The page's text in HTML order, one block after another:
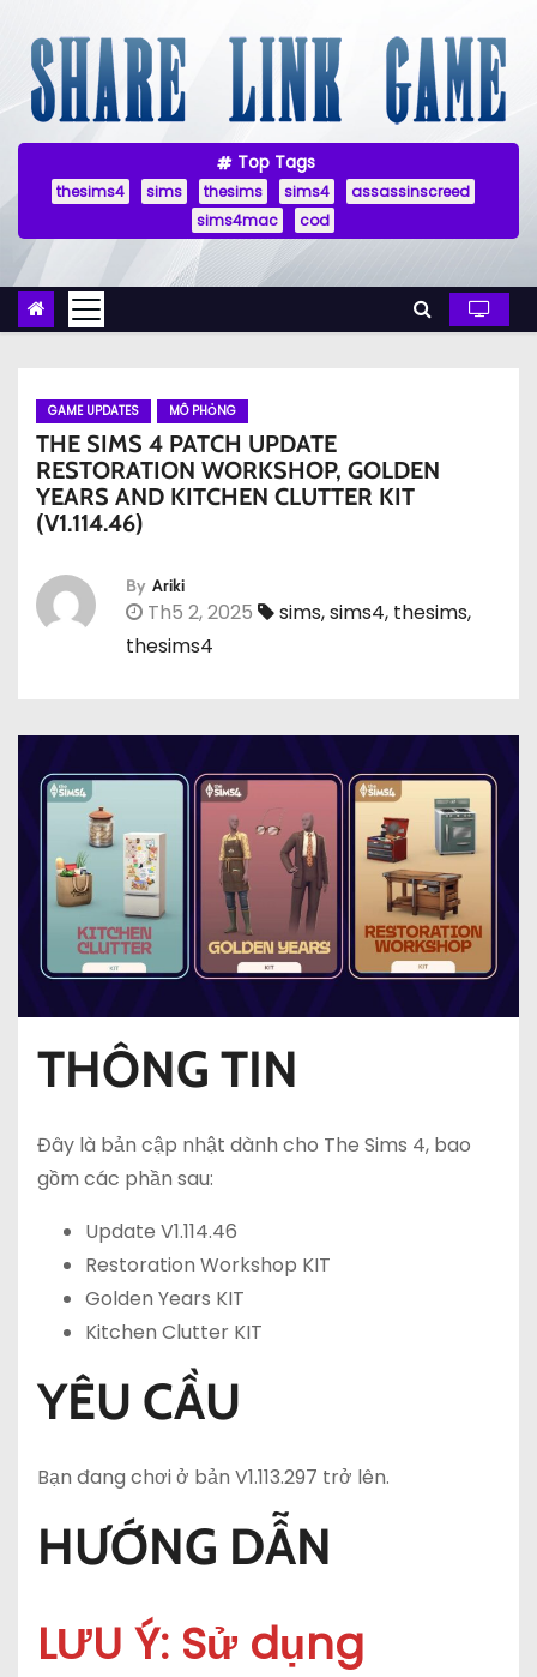
p
n
Top Tags
thesims4 sims thesims sims4
assassinscreed
sims4mac
cod
GAME UPDATES MÔ PHỎNG
THE SIMS 4 PATCH UPDATE
RESTORATION WORKSHOP, GOLDEN
YEARS AND KITCHEN CLUTTER KIT
(V1.114.46)
By Ariki
Th5 2, 2025 sims,sims4, thesims,
thesims4
THÔNG TIN
Đây là bản cập nhật dành cho The Sims 4, bao
gồm các phần sau:
Update V1.114.46
Restoration Workshop KIT
Golden Years KIT
Kitchen Clutter KIT
YÊU CẦU
Bạn đang chơi ở bản V1.113.297 trở lên.
HƯỚNG DẪN
LƯU Ý: Sử dụng